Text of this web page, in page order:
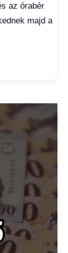
az órabér
majd a